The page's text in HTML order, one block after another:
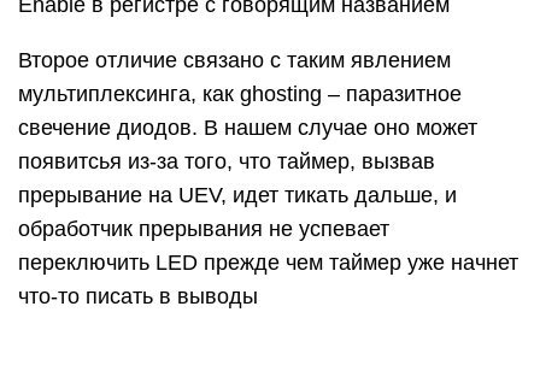
Enable в регистре с говорящим названием
Второе отличие связано с таким явлением
мультиплексинга, как ghosting – паразитное
свечение диодов. В нашем случае оно может
появитсья из-за того, что таймер, вызвав
прерывание на UEV, идет тикать дальше, и
обработчик прерывания не успевает
переключить LED прежде чем таймер уже начнет
что-то писать в выводы